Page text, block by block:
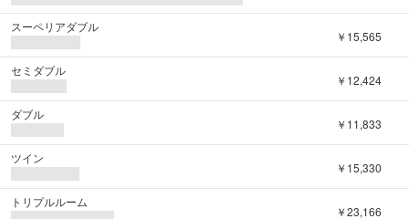
スーペリアダブル
￥15,565
セミダブル
￥12,424
ダブル
￥11,833
ツイン
￥15,330
トリプルルーム
￥23,166